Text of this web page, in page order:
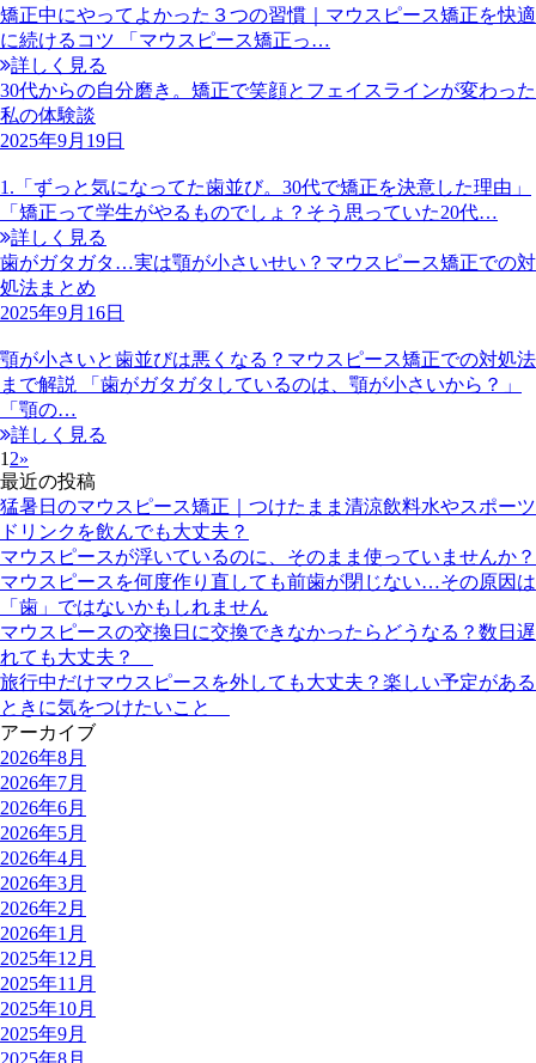
矯正中にやってよかった３つの習慣｜マウスピース矯正を快適
に続けるコツ 「マウスピース矯正っ…
詳しく見る
30代からの自分磨き。矯正で笑顔とフェイスラインが変わった
私の体験談
2025年9月19日
1.「ずっと気になってた歯並び。30代で矯正を決意した理由」
「矯正って学生がやるものでしょ？そう思っていた20代…
詳しく見る
歯がガタガタ…実は顎が小さいせい？マウスピース矯正での対
処法まとめ
2025年9月16日
顎が小さいと歯並びは悪くなる？マウスピース矯正での対処法
まで解説 「歯がガタガタしているのは、顎が小さいから？」
「顎の…
詳しく見る
1 2»
最近の投稿
猛暑日のマウスピース矯正｜つけたまま清涼飲料水やスポーツ
ドリンクを飲んでも大丈夫？
マウスピースが浮いているのに、そのまま使っていませんか？
マウスピースを何度作り直しても前歯が閉じない…その原因は
「歯」ではないかもしれません
マウスピースの交換日に交換できなかったらどうなる？数日遅
れても大丈夫？
旅行中だけマウスピースを外しても大丈夫？楽しい予定がある
ときに気をつけたいこと
アーカイブ
2026年8月
2026年7月
2026年6月
2026年5月
2026年4月
2026年3月
2026年2月
2026年1月
2025年12月
2025年11月
2025年10月
2025年9月
2025年8月